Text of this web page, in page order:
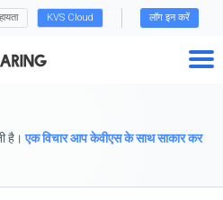
KVS Cloud लॉग इन करें
है।एक विचार आप केवीएस के साथ साकार कर